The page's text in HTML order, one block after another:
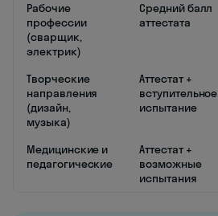
Рабочие
профессии
(сварщик,
электрик)
Средний балл
аттестата
Творческие
направления
(дизайн,
музыка)
Аттестат +
вступительное
испытание
Медицинские и
педагогические
Аттестат +
возможные
испытания